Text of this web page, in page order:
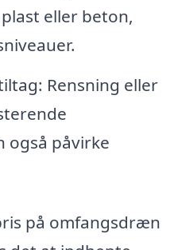
eller beton,
Rensning eller
også påvirke
på omfangsdræn